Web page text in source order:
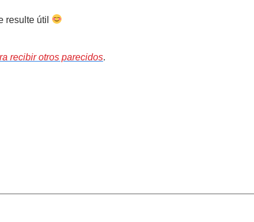
resulte útil
recibir otros parecidos.